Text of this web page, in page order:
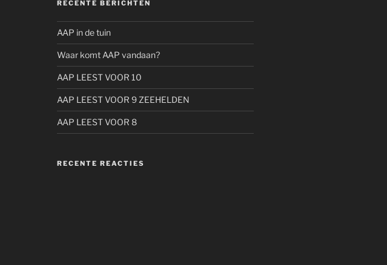
RECENTE BERICHTEN
AAP in de tuin
Waar komt AAP vandaan?
AAP LEEST VOOR 10
AAP LEEST VOOR 9 ZEEHELDEN
AAP LEEST VOOR 8
RECENTE REACTIES